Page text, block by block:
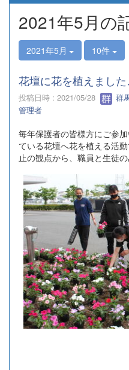
2021年5月の
2021年5月 10件
花壇に花を植えまし
投稿日時 : 2021/05/28
群
管理者
毎年保護者の皆様方にご参
ている花壇へ花を植える活
止の観点から、職員と生徒の